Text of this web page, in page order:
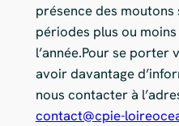
présence des moutons
périodes plus ou
l’année.Pour se
avoir davantage
nous contacter à
contact@cpie-